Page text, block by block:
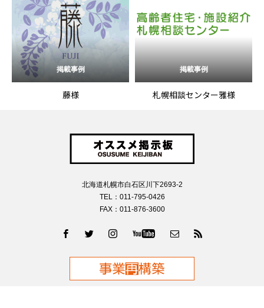
掲載事例
藤様
掲載事例
札幌相談センター雅様
北海道札幌市白石区川下2693-2
TEL：011-795-0426
FAX：011-876-3600